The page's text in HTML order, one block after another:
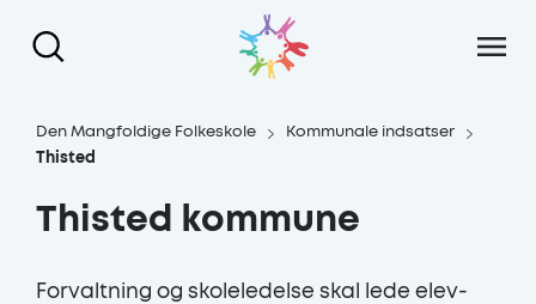
Den Mangfoldige Folkeskole
Kommunale indsatser
Thisted
Thisted kommune
Forvaltning og skoleledelse skal lede elev-